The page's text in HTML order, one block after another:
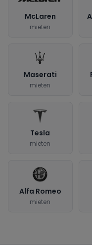
McLaren
mieten
Maserati
mieten
Tesla
mieten
Alfa Romeo
mieten